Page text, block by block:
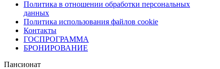
Политика в отношении обработки персональных
данных
Политика использования файлов cookie
Контакты
ГОСПРОГРАММА
БРОНИРОВАНИЕ
Пансионат